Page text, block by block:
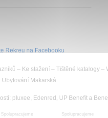
Rekreu na Facebooku
– Ke stažení – Tištěné katalogy–
Ubytování Makarská
: pluxee, Edenred, UP Benefit a
Spolupracujeme Spolupracujeme